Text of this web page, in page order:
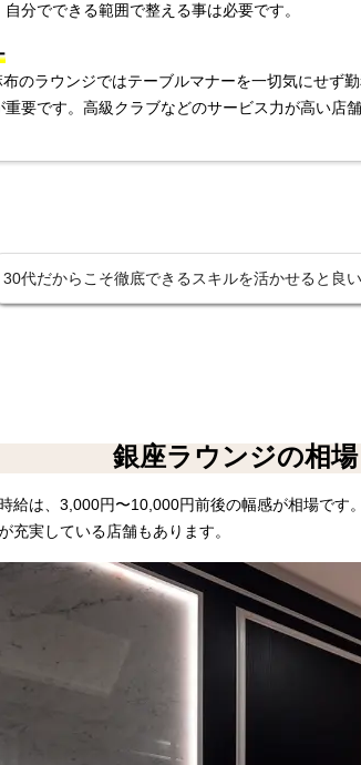
分でできる範囲で整える事は必要です。
のラウンジではテーブルマナーを一切気にせず
重要です。高級クラブなどのサービス力が高い店
30代だからこそ徹底できるスキルを活かせると良い
銀座ラウンジの相
給は、3,000円〜10,000円前後の幅感が相場で
充実している店舗もあります。